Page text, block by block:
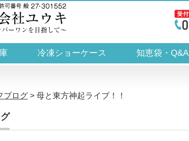
冷凍ショーケース 知恵袋・Q&A
ブログ > 母と東方神起ライブ！！